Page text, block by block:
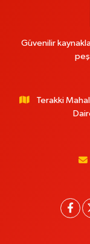
Güvenilir
Terakki